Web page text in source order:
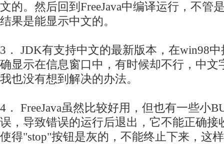
文的。然后回到FreeJava中编译运行，不管
结果是能显示中文的。
3． JDK有支持中文的最新版本，在win98
确显示在信息窗口中，有时候却不行，中文
我也没有想到解决的办法。
4． FreeJava虽然比较好用，但也有一些小
误，导致错误的运行后退出，它不能正确接
使得"stop"按钮是灰的，不能终止下来，这